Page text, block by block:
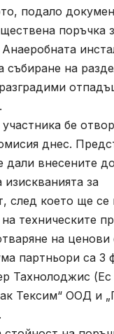
подало
поръчка
събиране на
бе
днес.
дали внесените
изискванията за
след което ще се
техническите
на ценови
партньори са 3
Тахнолоджис (Ес
Тексим“ ООД и